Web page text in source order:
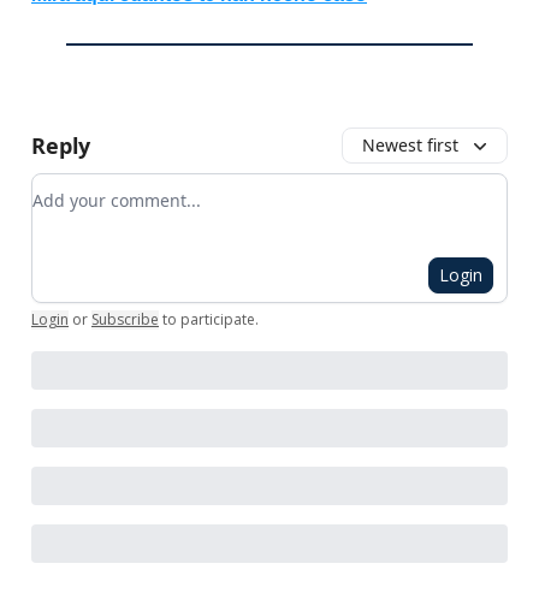
Reply Newest first
Add your comment
Login
Login or Subscribe to participate.